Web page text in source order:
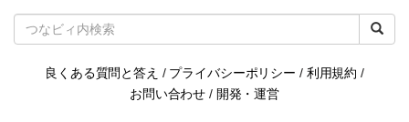
良くある質問と答え / プライバシーポリシー / 利用規約 /
お問い合わせ / 開発・運営